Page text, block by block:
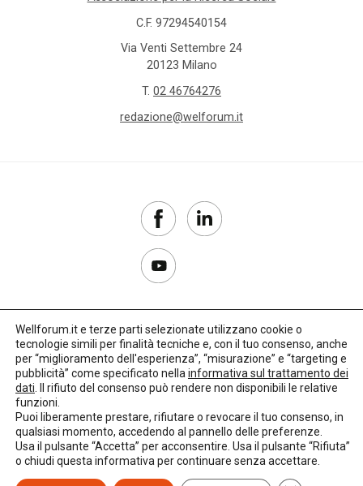
C.F. 97294540154
Via Venti Settembre 24
20123 Milano
T. 02 46764276
redazione@welforum.it
Copyright 2017–2026
Privacy Policy
Credits: LO Studio
Wellforum.it e terze parti selezionate utilizzano cookie o
tecnologie simili per finalità tecniche e, con il tuo consenso, anche
per “miglioramento dell'esperienza”, “misurazione” e “targeting e
pubblicità” come specificato nella informativa sul trattamento dei
dati . Il rifiuto del consenso può rendere non disponibili le relative
funzioni.
Puoi liberamente prestare, rifiutare o revocare il tuo consenso, in
qualsiasi momento, accedendo al pannello delle preferenze.
Usa il pulsante “Accetta” per acconsentire. Usa il pulsante “Rifiuta”
o chiudi questa informativa per continuare senza accettare.